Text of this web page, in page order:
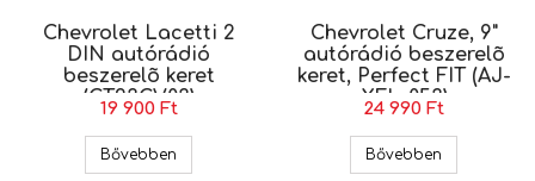
Chevrolet Lacetti 2
DIN autórádió
beszerelõ keret
(CT23CV03)
19 900 Ft
Bővebben Chevrolet Lacetti 2 DIN autórádió beszerelõ
Chevrolet Cruze, 9"
autórádió beszerelõ
keret, Perfect FIT (AJ-
XFL-053)
24 990 Ft
Bővebben